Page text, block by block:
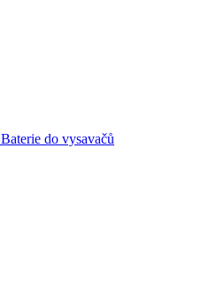
Baterie do vysavačů